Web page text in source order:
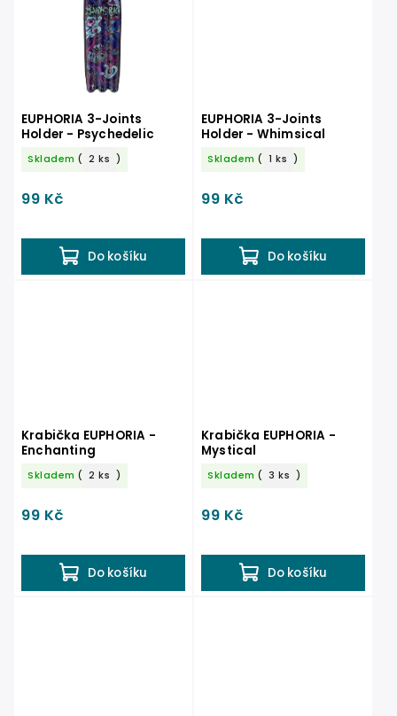
EUPHORIA 3-Joints
Holder - Psychedelic
Skladem ( 2 ks )
99 Kč
Do košíku
EUPHORIA 3-Joints
Holder - Whimsical
Skladem ( 1 ks )
99 Kč
Do košíku
Krabička EUPHORIA -
Enchanting
Skladem ( 2 ks )
99 Kč
Do košíku
Krabička EUPHORIA -
Mystical
Skladem ( 3 ks )
99 Kč
Do košíku